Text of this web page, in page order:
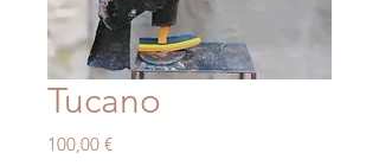
Tucano
100,00 €Prezzo